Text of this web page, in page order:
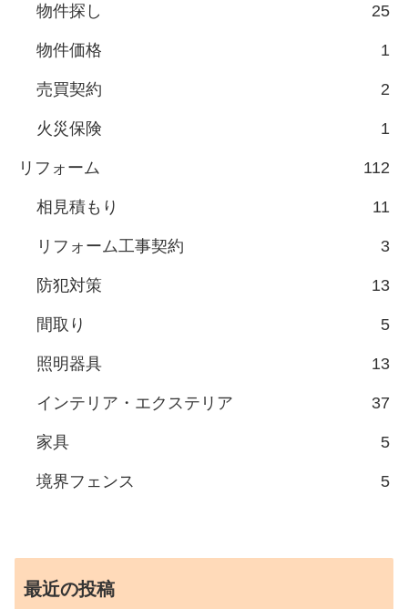
物件探し 25
物件価格 1
売買契約 2
火災保険 1
リフォーム 112
相見積もり 11
リフォーム工事契約 3
防犯対策 13
間取り 5
照明器具 13
インテリア・エクステリア 37
家具 5
境界フェンス 5
最近の投稿